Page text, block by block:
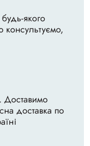
якого
консультуємо,
Доставимо
доставка по